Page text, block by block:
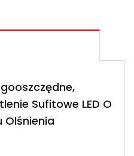
Sufitowe LED O
Olśnienia